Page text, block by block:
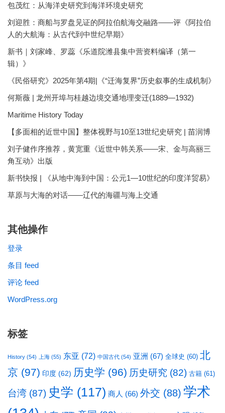
包茂红：从海洋史研究到海洋环境史研究
刘迎胜：商船与罗盘见证的阿拉伯航海交融路——评《阿拉伯
人的大航海：从古代到中世纪早期》
新书｜刘家峰、罗蕊《乐道院潍县集中营资料编译（第一
辑）》
《民俗研究》2025年第4期|《“迁海复界”历史叙事的生成机制》
何斯薇 | 龙州开埠与桂越边境交通地理变迁(1889—1932)
Maritime History Today
【多面相的近世中国】整体视野与10至13世纪史研究 | 苗润博
刘子健作序推荐，黄宽重《近世中韩关系——宋、金与高丽三
角互动》出版
新书快报 | 《从地中海到中国：公元1—10世纪的印度洋贸易》
草原与大海的对话——辽代的海疆与海上交通
其他操作
登录
条目 feed
评论 feed
WordPress.org
标签
History (54) 上海 (55) 东亚 (72) 中国古代 (54) 亚洲 (67) 全球史 (60) 北
京 (97) 印度 (62) 历史学 (96) 历史研究 (82) 古籍 (61)
台湾 (87) 史学 (117) 商人 (66) 外交 (88) 学术